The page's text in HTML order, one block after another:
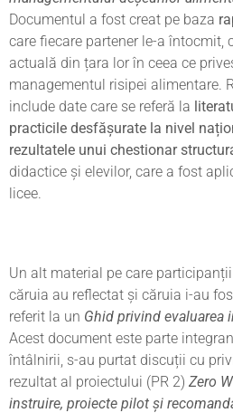
Documentul a fost creat pe baza
care fiecare partener le-a întocmit,
actuală din țara lor în ceea ce
managementul risipei alimentare.
include date care se referă la
practicile desfășurate la nivel
rezultatele unui chestionar
didactice și elevilor, care a fost
licee.
Un alt material pe care
căruia au reflectat ​​​​și căruia i-au
referit la un Ghid privind
Acest document este parte
întâlnirii, s-au purtat discuții cu
rezultat al proiectului (PR 2) Zero
instruire, proiecte pilot și